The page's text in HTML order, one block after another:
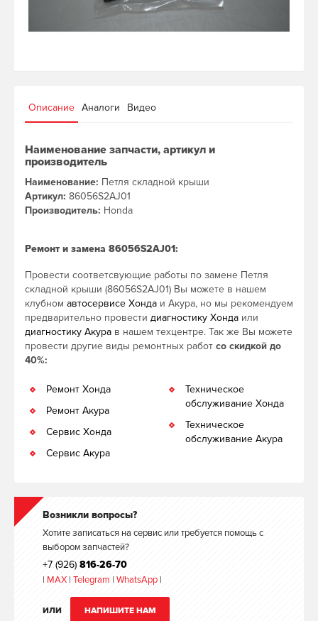
Описание Аналоги Видео
Наименование запчасти, артикул и
производитель
Наименование: Петля складной крыши
Артикул: 86056S2AJ01
Производитель: Honda
Ремонт и замена 86056S2AJ01:
Провести соответсвующие работы по замене Петля
складной крыши (86056S2AJ01) Вы можете в нашем
клубном автосервисе Хонда и Акура, но мы рекомендуем
предварительно провести диагностику Хонда или
диагностику Акура в нашем техцентре. Так же Вы можете
провести другие виды ремонтных работ со скидкой до
40%:
Ремонт Хонда
Ремонт Акура
Сервис Хонда
Сервис Акура
Техническое
обслуживание Хонда
Техническое
обслуживание Акура
Возникли вопросы?
Хотите записаться на сервис или требуется помощь с
выбором запчастей?
+7 (926) 816-26-70
| MAX | Telegram | WhatsApp |
ИЛИ НАПИШИТЕ НАМ